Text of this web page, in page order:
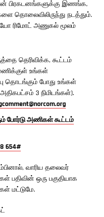
பிரகடனங்களுக்கு இணங்க,
தொலைவிலிருந்து நடத்தும்.
ரிமோட் அணுகல் மூலம்
தெரிவிக்க, கூட்டம்
உங்கள்
தொடங்கும் போது உங்கள்
3 நிமிடங்கள்).
போர்டு அணிகள் கூட்டம்
654#
வாரிய தலைவர்
பதிவின் ஒரு பகுதியாக
மட்டுமே.